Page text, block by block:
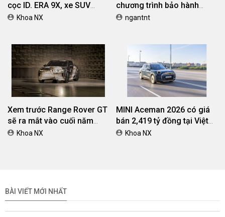
cọc ID. ERA 9X, xe SUV
EREV dự kiến giá dưới 3 tỷ
Khoa NX
chương trình bảo hành
chính hãng lên tới 10 năm
ngantnt
Xem trước Range Rover GT
sẽ ra mắt vào cuối năm
2026Khoa NX
MINI Aceman 2026 có giá
bán 2,419 tỷ đồng tại Việt
NamKhoa NX
BÀI VIẾT MỚI NHẤT